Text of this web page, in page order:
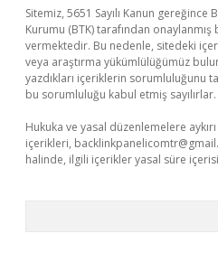
Sitemiz, 5651 Sayılı Kanun
Kurumu (BTK) tarafından onaylanmış
vermektedir. Bu nedenle, sitedeki
veya araştırma yükümlülüğümüz
yazdıkları içeriklerin sorumluluğunu
bu sorumluluğu kabul etmiş sayılırlar.
Hukuka ve yasal düzenlemelere
içerikleri,
halinde, ilgili içerikler yasal süre